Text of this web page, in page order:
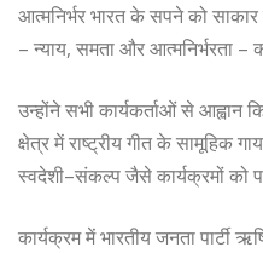
आत्मनिर्भर भारत के सपने को
– न्याय, समता और आत्मनिर्भरता –
उन्होंने सभी कार्यकर्ताओं से आह्वान
क्षेत्र में राष्ट्रीय गीत के सामूहिक
स्वदेशी–संकल्प जैसे कार्यक्रमों को
कार्यक्रम में भारतीय जनता पार्टी